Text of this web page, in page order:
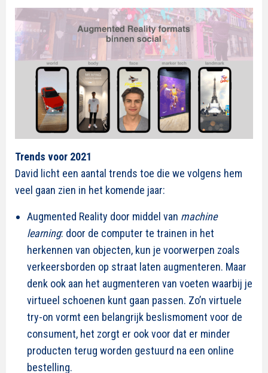
Trends voor 2021
David licht een aantal trends toe die we volgens hem
veel gaan zien in het komende jaar:
Augmented Reality door middel van machine
learning: door de computer te trainen in het
herkennen van objecten, kun je voorwerpen zoals
verkeersborden op straat laten augmenteren. Maar
denk ook aan het augmenteren van voeten waarbij je
virtueel schoenen kunt gaan passen. Zo’n virtuele
try-on vormt een belangrijk beslismoment voor de
consument, het zorgt er ook voor dat er minder
producten terug worden gestuurd na een online
bestelling.